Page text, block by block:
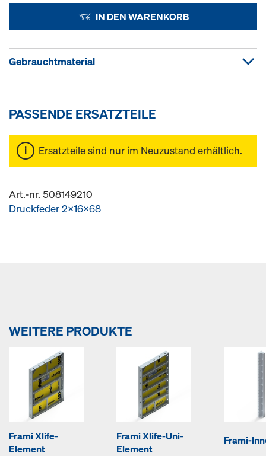
IN DEN WARENKORB
Gebrauchtmaterial
PASSENDE ERSATZTEILE
Ersatzteile sind nur im Neuzustand erhältlich.
Art.-nr. 508149210
Druckfeder 2x16x68
WEITERE PRODUKTE
Frami Xlife-
Element
Frami Xlife-Uni-
Element
Frami-